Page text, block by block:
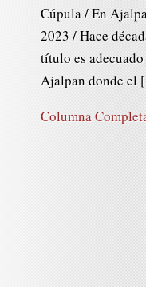
Cúpula / En
2023 / Hace
título es
Ajalpan donde
Columna